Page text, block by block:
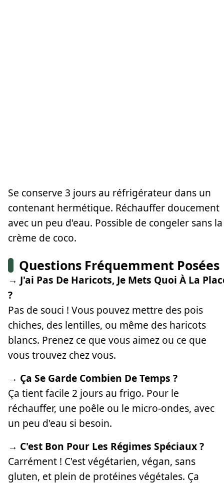
Se conserve 3 jours au réfrigérateur dans un
contenant hermétique. Réchauffer doucement
avec un peu d'eau. Possible de congeler sans la
crème de coco.
Questions Fréquemment Posées
→ J'ai Pas De Haricots, Je Mets Quoi À La
?
Pas de souci ! Vous pouvez mettre des pois
chiches, des lentilles, ou même des haricots
blancs. Prenez ce que vous aimez ou ce que
vous trouvez chez vous.
→ Ça Se Garde Combien De Temps ?
Ça tient facile 2 jours au frigo. Pour le
réchauffer, une poêle ou le micro-ondes, avec
un peu d'eau si besoin.
→ C'est Bon Pour Les Régimes Spéciaux ?
Carrément ! C'est végétarien, végan, sans
gluten, et plein de protéines végétales. Ça